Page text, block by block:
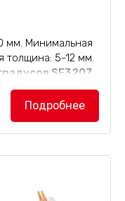
мм. Минимальная
толщина: 5-12 мм.
SF3207
фанеры под
важен...
Подробнее